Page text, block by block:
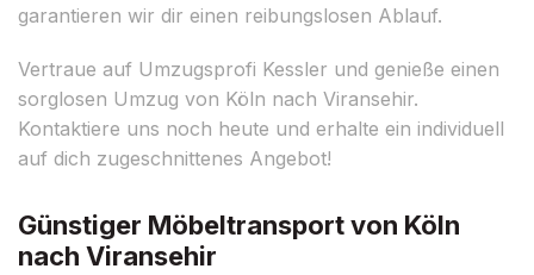
garantieren wir dir einen reibungslosen Ablauf.
Vertraue auf Umzugsprofi Kessler und genieße einen
sorglosen Umzug von Köln nach Viransehir.
Kontaktiere uns noch heute und erhalte ein individuell
auf dich zugeschnittenes Angebot!
Günstiger Möbeltransport von Köln
nach Viransehir